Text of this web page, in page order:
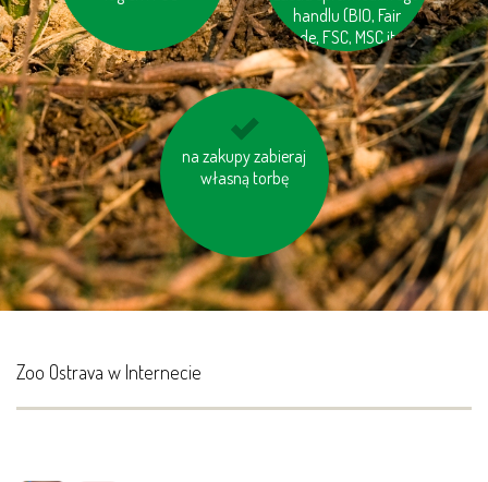
handlu (BIO, Fair
trade, FSC, MSC itp.)
sprzętu
elektronicznego
na zakupy zabieraj
własną torbę
unikaj jedzenia pang i
tuńczyków
Zoo Ostrava w Internecie